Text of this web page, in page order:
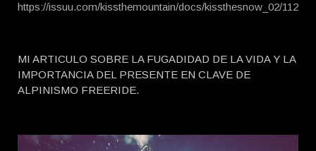
https://issuu.com/kissthemountain/docs/kissthesnow_02/112
MI ARTICULO SOBRE LA FUGADIDAD DE LA VIDA Y LA
IMPORTANCIA DEL PRESENTE EN CLAVE DE
ALPINISMO FREERIDE.